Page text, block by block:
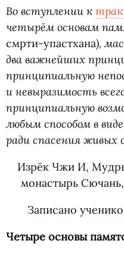
Во вступлении к
четырём основам
смрти-упастхана),
два важнейших
принципиальную
и невыразимость
принципиальную
любым способом в
ради спасения живых
Изрёк Чжи И,
монастырь
Записано
Четыре основы